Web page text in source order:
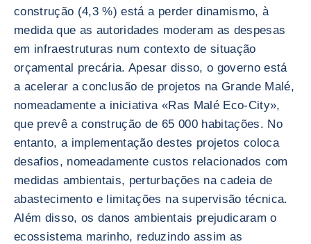
construção (4,3 %) está a perder dinamismo, à
medida que as autoridades moderam as despesas
em infraestruturas num contexto de situação
orçamental precária. Apesar disso, o governo está
a acelerar a conclusão de projetos na Grande Malé,
nomeadamente a iniciativa «Ras Malé Eco-City»,
que prevê a construção de 65 000 habitações. No
entanto, a implementação destes projetos coloca
desafios, nomeadamente custos relacionados com
medidas ambientais, perturbações na cadeia de
abastecimento e limitações na supervisão técnica.
Além disso, os danos ambientais prejudicaram o
ecossistema marinho, reduzindo assim as